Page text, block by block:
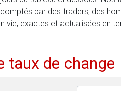
par des traders, des
vie, exactes et actualisées en
taux de change